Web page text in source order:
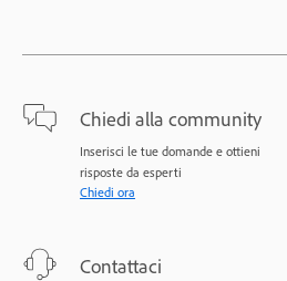
Chiedi alla community
Inserisci le tue domande e ottieni
risposte da esperti
Chiedi ora
Contattaci